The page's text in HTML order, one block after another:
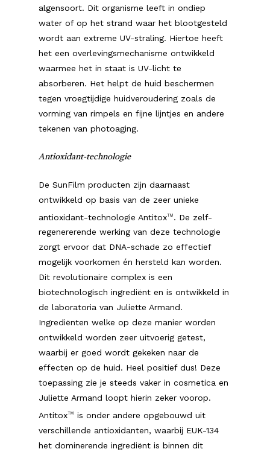
algensoort. Dit organisme leeft in ondiep
water of op het strand waar het blootgesteld
wordt aan extreme UV-straling. Hiertoe heeft
het een overlevingsmechanisme ontwikkeld
waarmee het in staat is UV-licht te
absorberen. Het helpt de huid beschermen
tegen vroegtijdige huidveroudering zoals de
vorming van rimpels en fijne lijntjes en andere
tekenen van photoaging.
Antioxidant-technologie
De SunFilm producten zijn daarnaast
ontwikkeld op basis van de zeer unieke
antioxidant-technologie AntitoxTM . De zelf-
regenererende werking van deze technologie
zorgt ervoor dat DNA-schade zo effectief
mogelijk voorkomen én hersteld kan worden.
Dit revolutionaire complex is een
biotechnologisch ingrediënt en is ontwikkeld in
de laboratoria van Juliette Armand.
Ingrediënten welke op deze manier worden
ontwikkeld worden zeer uitvoerig getest,
waarbij er goed wordt gekeken naar de
effecten op de huid. Heel positief dus! Deze
toepassing zie je steeds vaker in cosmetica en
Juliette Armand loopt hierin zeker voorop.
AntitoxTM
is onder andere opgebouwd uit
verschillende antioxidanten, waarbij EUK-134
het dominerende ingrediënt is binnen dit